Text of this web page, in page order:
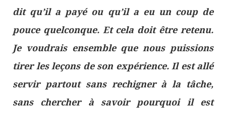
dit qu’il a payé ou qu’il a eu un coup de
pouce quelconque. Et cela doit être retenu.
Je voudrais ensemble que nous puissions
tirer les leçons de son expérience. Il est allé
servir partout sans rechigner à la tâche,
sans chercher à savoir pourquoi il est